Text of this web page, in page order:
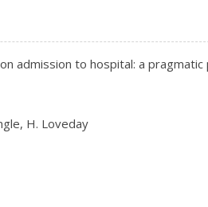
admission to hospital: a
H. Loveday